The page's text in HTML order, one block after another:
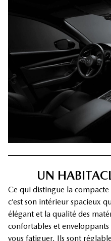
UN
Ce qui distingue la
c’est son intérieur spacieux
élégant et la qualité des
confortables et enveloppants
vous fatiguer. Ils sont